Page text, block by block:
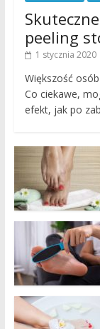
peeling
1 stycznia 2020
Większość
Co ciekawe,
efekt, jak po